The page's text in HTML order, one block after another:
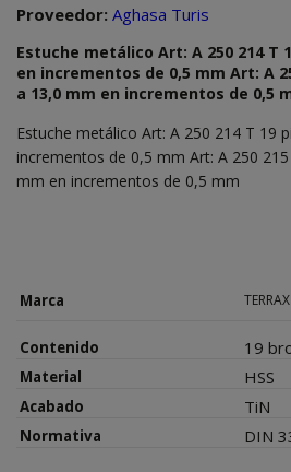
Proveedor: Aghasa Turis
Estuche metálico Art: A 250 214 T
en incrementos de 0,5 mm Art: A
a 13,0 mm en incrementos de 0,5
Estuche metálico Art: A 250 214 T 19
incrementos de 0,5 mm Art: A 250
mm en incrementos de 0,5 mm
Marca TERRAX
Contenido 19
Material HSS
Acabado TiN
Normativa DIN